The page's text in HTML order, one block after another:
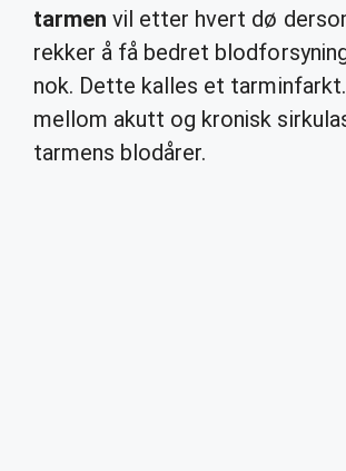
tarmen vil etter hvert dø
rekker å få bedret
nok. Dette kalles et
mellom akutt og kronisk
tarmens blodårer.